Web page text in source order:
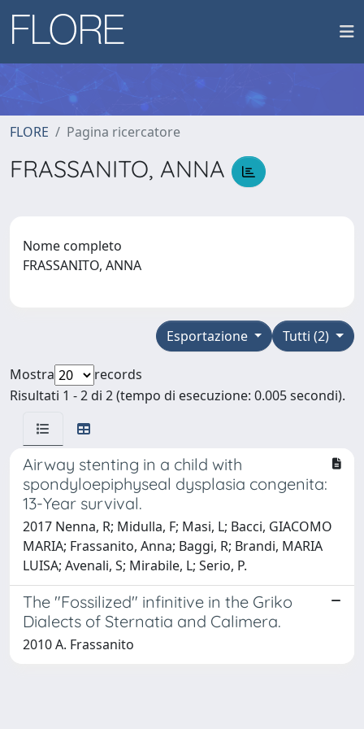
FLORE Pagina ricercatore
FRASSANITO, ANNA
Nome completo
FRASSANITO, ANNA
Tutti (2)
Esportazione
Mostra
records
Risultati 1 - 2 di 2 (tempo di esecuzione: 0.005 secondi).
Airway stenting in a child with
spondyloepiphyseal dysplasia congenita:
13-Year survival.
2017 Nenna, R; Midulla, F; Masi, L; Bacci, GIACOMO
MARIA; Frassanito, Anna; Baggi, R; Brandi, MARIA
LUISA; Avenali, S; Mirabile, L; Serio, P.
The "Fossilized" infinitive in the Griko
Dialects of Sternatia and Calimera.
2010 A. Frassanito